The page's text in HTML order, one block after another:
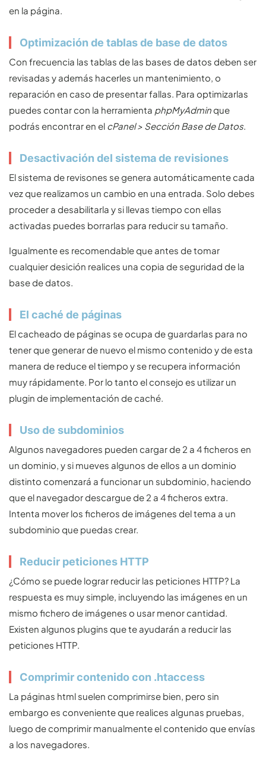
en la página.
Optimización de tablas de base de datos
Con frecuencia las tablas de las bases de datos deben ser
revisadas y además hacerles un mantenimiento, o
reparación en caso de presentar fallas. Para optimizarlas
puedes contar con la herramienta phpMyAdminque
podrás encontrar en el cPanel > Sección Base de Datos.
Desactivación del sistema de revisiones
El sistema de revisones se genera automáticamente cada
vez que realizamos un cambio en una entrada. Solo debes
proceder a desabilitarla y si llevas tiempo con ellas
activadas puedes borrarlas para reducir su tamaño.
Igualmente es recomendable que antes de tomar
cualquier desición realices una copia de seguridad de la
base de datos.
El caché de páginas
El cacheado de páginas se ocupa de guardarlas para no
tener que generar de nuevo el mismo contenido y de esta
manera de reduce el tiempo y se recupera información
muy rápidamente. Por lo tanto el consejo es utilizar un
plugin de implementación de caché.
Uso de subdominios
Algunos navegadores pueden cargar de 2 a 4 ficheros en
un dominio, y si mueves algunos de ellos a un dominio
distinto comenzará a funcionar un subdominio, haciendo
que el navegador descargue de 2 a 4 ficheros extra.
Intenta mover los ficheros de imágenes del tema a un
subdominio que puedas crear.
Reducir peticiones HTTP
¿Cómo se puede lograr reducir las peticiones HTTP? La
respuesta es muy simple, incluyendo las imágenes en un
mismo fichero de imágenes o usar menor cantidad.
Existen algunos plugins que te ayudarán a reducir las
peticiones HTTP.
Comprimir contenido con .htaccess
La páginas html suelen comprimirse bien, pero sin
embargo es conveniente que realices algunas pruebas,
luego de comprimir manualmente el contenido que envías
a los navegadores.